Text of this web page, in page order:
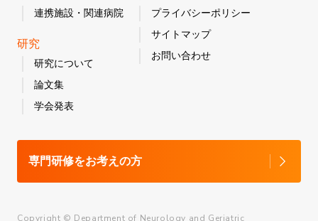
連携施設・関連病院
研究
研究について
論文集
学会発表
プライバシーポリシー
サイトマップ
お問い合わせ
専門研修をお考えの方
Copyright © Department of Neurology and Geriatric